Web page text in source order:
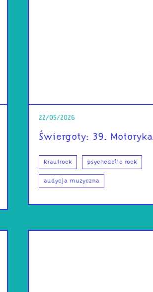
22/05/2026
Świergoty: 39. Motoryka
krautrock psychedelic rock
audycja muzyczna